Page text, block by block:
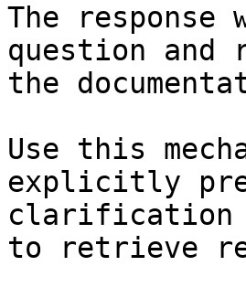
The
question and
the
Use this
explicitly
clarification